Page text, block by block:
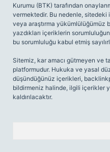
Kurumu (BTK) tarafından
vermektedir. Bu nedenle,
veya araştırma yükümlülüğümüz
yazdıkları içeriklerin
bu sorumluluğu kabul etmiş
Sitemiz, kar amacı gütmeyen ve
platformudur. Hukuka ve yasal
düşündüğünüz içerikleri,
bildirmeniz halinde, ilgili içerikler
kaldırılacaktır.